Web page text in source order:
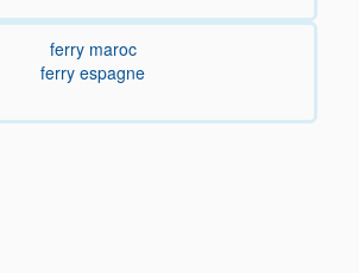
ferry maroc
ferry espagne